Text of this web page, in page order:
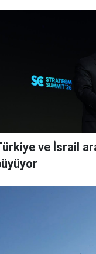
ve İsrail